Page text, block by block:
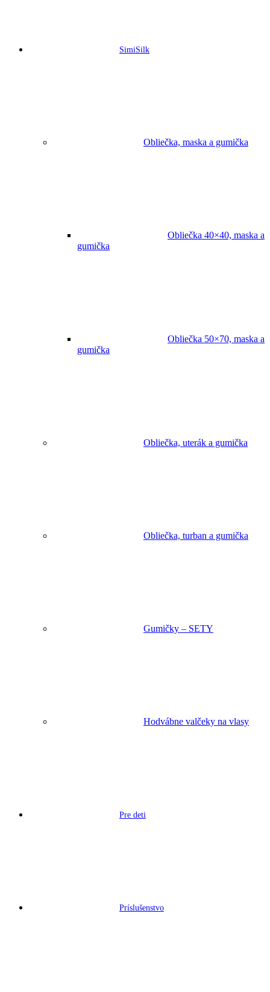
SimiSilk
Obliečka, maska a gumička
Obliečka 40×40, maska a
gumička
Obliečka 50×70, maska a
gumička
Obliečka, uterák a gumička
Obliečka, turban a gumička
Gumičky – SETY
Hodvábne valčeky na vlasy
Pre deti
Príslušenstvo